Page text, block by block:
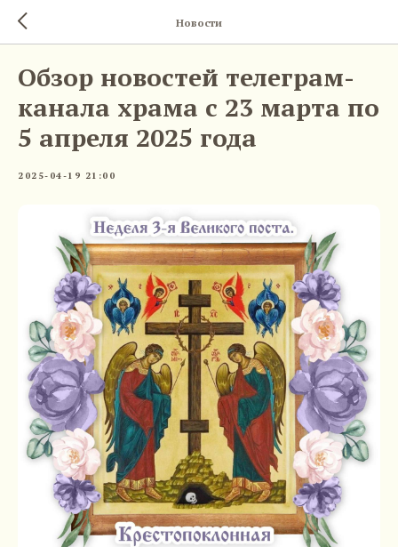
Новости
Обзор новостей телеграм-
канала храма с 23 марта по
5 апреля 2025 года
2025-04-19 21:00